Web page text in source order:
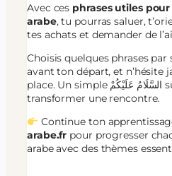
Avec ces phrases utiles
arabe, tu pourras saluer,
tes achats et demander de
Choisis quelques phrases
avant ton départ, et n’hésite
place. Un simple السَّلَامُ عَلَيْكُمْ suffit souvent à
transformer une rencontre.
Continue ton
arabe.fr pour progresser
arabe avec des thèmes